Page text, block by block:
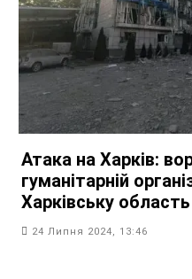
Атака на Харків:
гуманітарній
Харківську область
24 Липня 2024, 13:46